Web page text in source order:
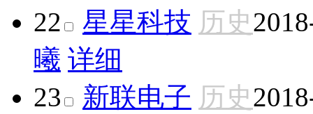
22
星星科技 历史
曦 详细
23
新联电子 历史